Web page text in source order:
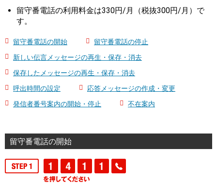
留守番電話の利用料金は330円/月（税抜300円/月）で
す。
留守番電話の開始
留守番電話の停止
新しい伝言メッセージの再生・保存・消去
保存したメッセージの再生・保存・消去
呼出時間の設定
応答メッセージの作成・変更
発信者番号案内の開始・停止
不在案内
留守番電話の開始